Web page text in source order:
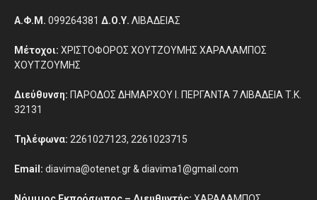
Α.Φ.Μ. 099264381 Δ.Ο.Υ. ΛΙΒΑΔΕΙΑΣ
Μέτοχοι: ΧΡΙΣΤΟΦΟΡΟΣ ΧΟΥΤΖΟΥΜΗΣ ΧΑΡΑΛΑΜΠΟΣ
ΧΟΥΤΖΟΥΜΗΣ
Διεύθυνση: ΠΑΡΟΔΟΣ ΔΗΜΑΡΧΟΥ Ι. ΠΕΡΓΑΝΤΑ 7 ΛΙΒΑΔΕΙΑ Τ.Κ.
32131
Τηλέφωνα: 2261027123, 2261023715
Email: diavima@otenet.gr & diavima1@gmail.com